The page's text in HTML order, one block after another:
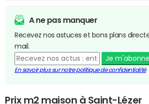
A ne pas manquer
Recevez nos astuces et bons plans
mail.
Je m'abonne
En savoir plus sur notre politique de confidentialité
Prix m2 maison à Saint-Lézer